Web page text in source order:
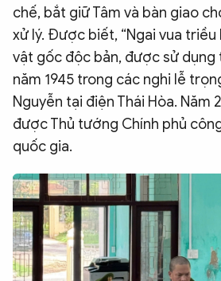
chế, bắt giữ Tâm và bàn giao
xử lý. Được biết, “Ngai vua triều
vật gốc độc bản, được sử dụng
năm 1945 trong các nghi lễ
Nguyễn tại điện Thái Hòa. Năm
được Thủ tướng Chính phủ
quốc gia.